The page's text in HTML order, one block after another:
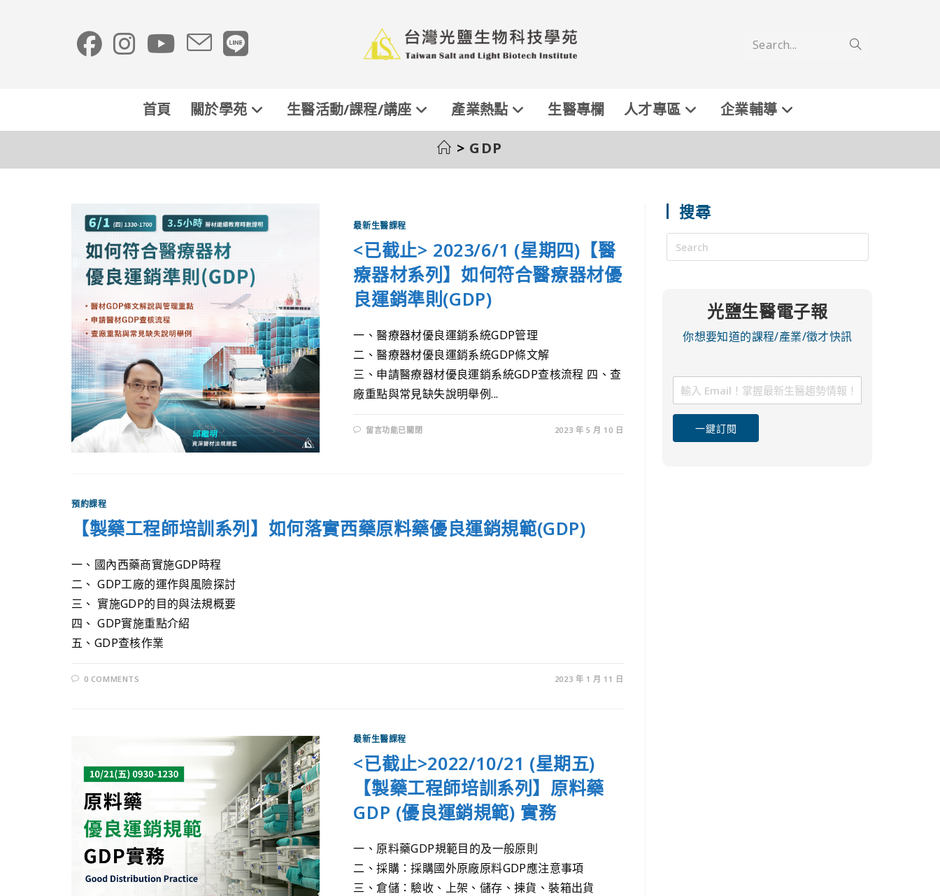
Search...
首頁 關於學苑 生醫活動/課程/講座 產業熱點 生醫專欄 人才專區 企業輔導
> GDP
最新生醫課程
<已截止> 2023/6/1 (星期四)【醫
療器材系列】如何符合醫療器材優
良運銷準則(GDP)
一、醫療器材優良運銷系統GDP管理
二、醫療器材優良運銷系統GDP條文解
三、申請醫療器材優良運銷系統GDP查核流程 四、查
廠重點與常見缺失說明舉例...
留言功能已關閉 2023 年 5 月 10 日
預約課程
【製藥工程師培訓系列】如何落實西藥原料藥優良運銷規範(GDP)
一、國內西藥商實施GDP時程
二、 GDP工廠的運作與風險探討
三、 實施GDP的目的與法規概要
四、 GDP實施重點介紹
五、GDP查核作業
0 COMMENTS 2023 年 1 月 11 日
最新生醫課程
<已截止>2022/10/21 (星期五)
【製藥工程師培訓系列】原料藥
GDP (優良運銷規範) 實務
一、原料藥GDP規範目的及一般原則
二、採購：採購國外原廠原料GDP應注意事項
三、倉儲：驗收、上架、儲存、揀貨、裝箱出貨
搜尋
光鹽生醫電子報
你想要知道的課程/產業/徵才快訊
一鍵訂閱